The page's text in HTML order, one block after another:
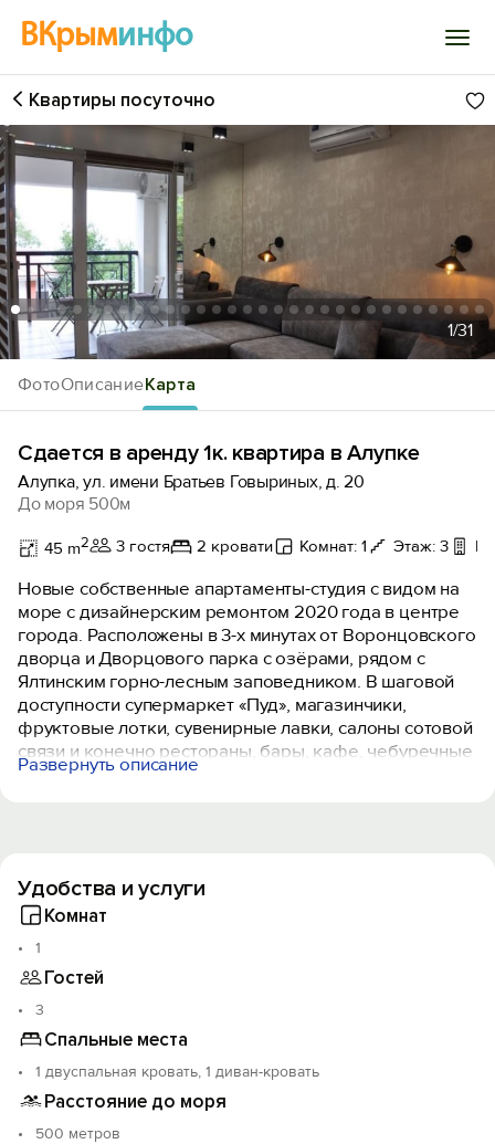
ВКрыминфо
Войти
Избранное
История просмотра
Добавить свой объект
ФотоОписаниеКарта
Квартиры посуточно
1/31
Сдается в аренду 1к. квартира в Алупке
Алупка, ул. имени Братьев Говыриных, д. 20
До моря 500м
45 m2 3 гостя 2 кровати Комнат: 1 Этаж: 3
Новые собственные апартаменты-студия с видом на
море с дизайнерским ремонтом 2020 года в центре
города. Расположены в 3-х минутах от Воронцовского
дворца и Дворцового парка с озёрами, рядом с
Ялтинским горно-лесным заповедником. В шаговой
доступности супермаркет «Пуд», магазинчики,
фруктовые лотки, сувенирные лавки, салоны сотовой
связи и конечно рестораны, бары, кафе, чебуречные
и многое другое.
ежедневного сна со спальным местом 2800/2000.
Апартаменты оборудованы бытовой техникой и
для комфортного проживания и отдыха.
Погода шикарная, море чистое и в меру теплое.
Бросайте якорь в нашей бухте.
Развернуть описание
Удобства и услуги
Комнат
1
Гостей
3
Спальные места
1 двуспальная кровать, 1 диван-кровать
Расстояние до моря
500 метров